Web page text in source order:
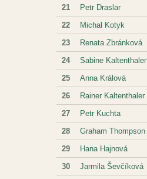
21 Petr Draslar
22 Michal Kotyk
23 Renata Zbránková
24 Sabine Kaltenthaler
25 Anna Králová
26 Rainer Kaltenthaler
27 Petr Kuchta
28 Graham Thompson
29 Hana Hajnová
30 Jarmila Ševčíková